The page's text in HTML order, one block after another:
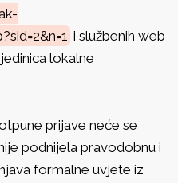
i službenih web
lokalne
prijave neće se
podnijela pravodobnu i
formalne uvjete iz